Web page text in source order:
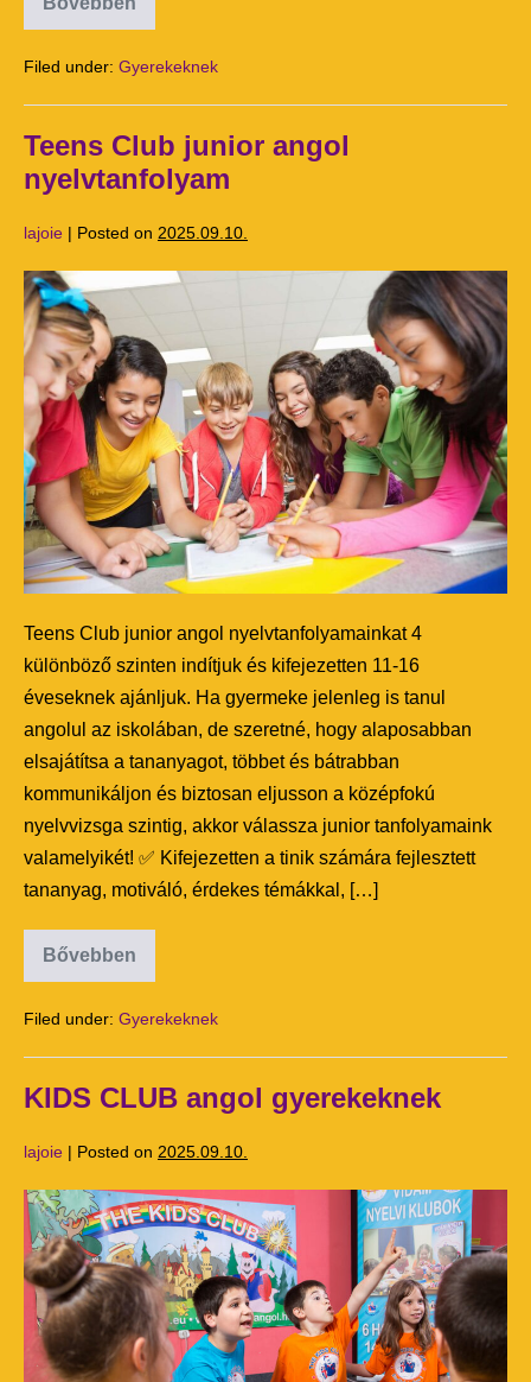
Filed under: Gyerekeknek
Teens Club junior angol
nyelvtanfolyam
lajoie | Posted on 2025.09.10.
Teens Club junior angol nyelvtanfolyamainkat 4
különböző szinten indítjuk és kifejezetten 11-16
éveseknek ajánljuk. Ha gyermeke jelenleg is tanul
angolul az iskolában, de szeretné, hogy alaposabban
elsajátítsa a tananyagot, többet és bátrabban
kommunikáljon és biztosan eljusson a középfokú
nyelvvizsga szintig, akkor válassza junior tanfolyamaink
valamelyikét! ✅ Kifejezetten a tinik számára fejlesztett
tananyag, motiváló, érdekes témákkal, […]
Bővebben
Filed under: Gyerekeknek
KIDS CLUB angol gyerekeknek
lajoie | Posted on 2025.09.10.